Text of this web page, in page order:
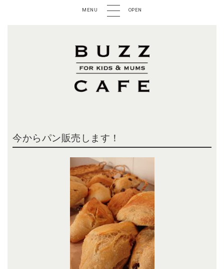
MENU OPEN
今からパン販売します！